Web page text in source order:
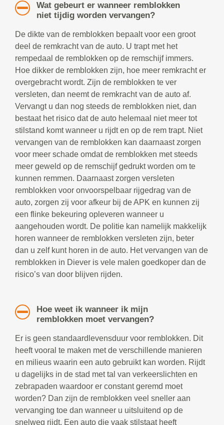
Wat gebeurt er wanneer remblokken
niet tijdig worden vervangen?
De dikte van de remblokken bepaalt voor een groot
deel de remkracht van de auto. U trapt met het
rempedaal de remblokken op de remschijf immers.
Hoe dikker de remblokken zijn, hoe meer remkracht er
overgebracht wordt. Zijn de remblokken te ver
versleten, dan neemt de remkracht van de auto af.
Vervangt u dan nog steeds de remblokken niet, dan
bestaat het risico dat de auto helemaal niet meer tot
stilstand komt wanneer u rijdt en op de rem trapt. Niet
vervangen van de remblokken kan daarnaast zorgen
voor meer schade omdat de remblokken met steeds
meer geweld op de remschijf gedrukt worden om te
kunnen remmen. Daarnaast zorgen versleten
remblokken voor onvoorspelbaar rijgedrag van de
auto, zorgen zij voor afkeur bij de APK en kunnen zij
een flinke bekeuring opleveren wanneer u
aangehouden wordt. De politie kan namelijk makkelijk
horen wanneer de remblokken versleten zijn, beter
dan u zelf kunt horen in de auto. Het vervangen van de
remblokken in Diever is vele malen goedkoper dan de
risico’s van door blijven rijden.
Hoe weet ik wanneer ik mijn
remblokken moet vervangen?
Er is geen standaardlevensduur voor remblokken. Dit
heeft vooral te maken met de verschillende manieren
en milieus waarin een auto gebruikt kan worden. Rijdt
u dagelijks in de stad met tal van verkeerslichten en
zebrapaden waardoor er constant geremd moet
worden? Dan zijn de remblokken veel sneller aan
vervanging toe dan wanneer u uitsluitend op de
snelweg rijdt. Een auto die vaak stilstaat heeft